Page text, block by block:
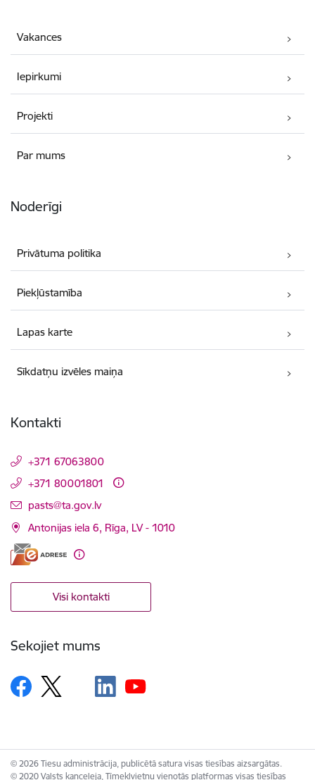
Vakances
Iepirkumi
Projekti
Par mums
Noderīgi
Privātuma politika
Piekļūstamība
Lapas karte
Sīkdatņu izvēles maiņa
Kontakti
+371 67063800
+371 80001801
E-pasts:
pasts@ta.gov.lv
Antonijas iela 6, Rīga, LV - 1010
Visi kontakti
Sekojiet mums
© 2026 Tiesu administrācija, publicētā satura visas tiesības aizsargātas.
© 2020 Valsts kanceleja, Tīmekļvietņu vienotās platformas visas tiesības